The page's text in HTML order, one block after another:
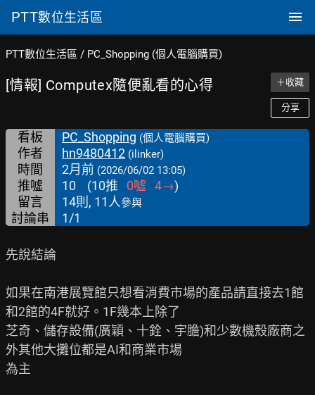
PTT數位生活區
PTT數位生活區 / PC_Shopping (個人電腦購買)
[情報] Computex隨便亂看的心得 ＋收藏
分享
看板 PC_Shopping (個人電腦購買)
作者 hn9480412 (ilinker)
時間 2月前 (2026/06/02 13:05)
推噓 10 (10推 0噓 4→)
留言
14則, 11人參與
討論串 1/1
先說結論
如果在南港展覽館只想看消費市場的產品請直接去1館
和2館的4F就好。1F幾本上除了
芝奇、儲存設備(廣穎、十銓、宇膽)和少數機殼廠商之
外其他大攤位都是AI和商業市場
為主